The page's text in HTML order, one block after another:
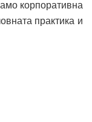
корпоративна
практика и